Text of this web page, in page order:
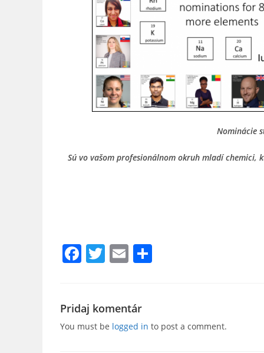
Nominácie
Sú vo vašom profesionálnom okruh mladí
F
e
b
T
er
E
l
Pridaj komentár
You must be logged in to post a comment.